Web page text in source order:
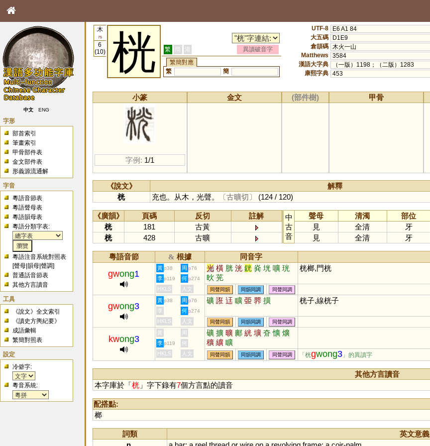
中文 ENG
字形
部首索引
筆畫索引
甲骨部件表
金文部件表
形義源流通解
字音
粵語音節表
粵語聲母表
粵語韻母表
粵語分類字表:
粵語注音系統對照表
[聲母 |韻母 |聲調]
普通話音節表
其他方言讀音
工具
《說文》全文索引
《讀史方輿紀要》
成語彙輯
繁簡對照表
設定
冷僻字:
粵音系統:
木
75
6
(10)
桄 繁 簡 港
異讀破音字
繁簡對應
繁
簡
UTF-8
E6 A1 84
大五碼
D1E9
倉頡碼
木火一山
Matthews
3584
漢語大字典
（一版）1198；（二版）1283
康熙字典 453
小篆
字例: 1/1
金文 (部件樹) 甲骨
《說文》 解釋
桄
充也。从木，光聲。 〔古曠切〕 (124 / 120)
《廣韻》 頁碼 反切
註解
桄
181
古黃
桄
428 古曠
中
古
音
聲母 清濁 部位
見
全清 牙
見
全清 牙
粵語音節 & 根據 同音字
gwong1
黃 p38 周 p76 光 橫 胱 洸 銧 烡 垙 嚝 珖
炚 茪
桄榔,門桄
李 p119 何 p274
HKLS 人文 同聲同韻 同韻同調 同聲同調
gwong3
黃 p38 周 p76 礦 誑 迋 矌 臦 臩 撗 桄子,線桄子
李 何 p274
HKLS 人文 同聲同韻 同韻同調 同聲同調
kwong3
黃 周 礦 擴 曠 鄺 絖 壙 夼 懭 爌
穬 纊 矌
李 p119
何
HKLS
人文 同聲同韻 同韻同調 同聲同調 「桄gwong3 」的異讀字
其他方言讀音
本字庫於「桄」字下錄有7個方言點的讀音
配搭點:
榔
詞類
英文意義